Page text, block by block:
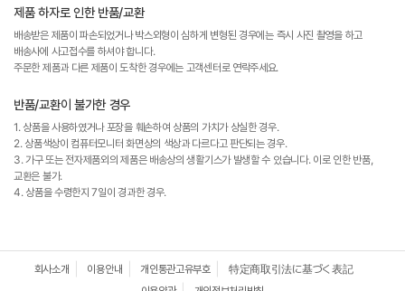
제품 하자로 인한 반품/교환
배송받은 제품이 파손되었거나 박스외형이 심하게 변형된 경우에는 즉시 사진 촬영을 하고
배송사에 사고접수를 하셔야 합니다.
주문한 제품과 다른 제품이 도착한 경우에는 고객센터로 연락주세요.
반품/교환이 불가한 경우
1. 상품을 사용하였거나 포장을 훼손하여 상품의 가치가 상실한 경우.
2. 상품색상이 컴퓨터모니터 화면상의 색상과 다르다고 판단되는 경우.
3. 가구 또는 전자제품외의 제품은 배송상의 생활기스가 발생할 수 있습니다. 이로 인한 반품,
교환은 불가.
4. 상품을 수령한지 7일이 경과한 경우.
회사소개 이용안내 개인통관고유부호
特定商取引法に基づく表記